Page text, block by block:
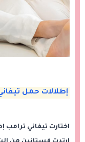
إطلالات حمل
اختارت تيفاني ترامب